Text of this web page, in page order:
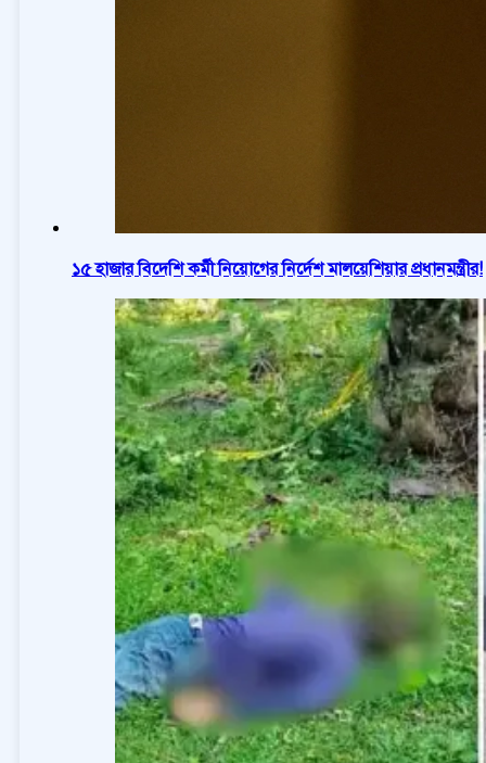
১৫ হাজার বিদেশি কর্মী নিয়োগের নির্দেশ মালয়েশিয়ার প্রধানমন্ত্রীর!